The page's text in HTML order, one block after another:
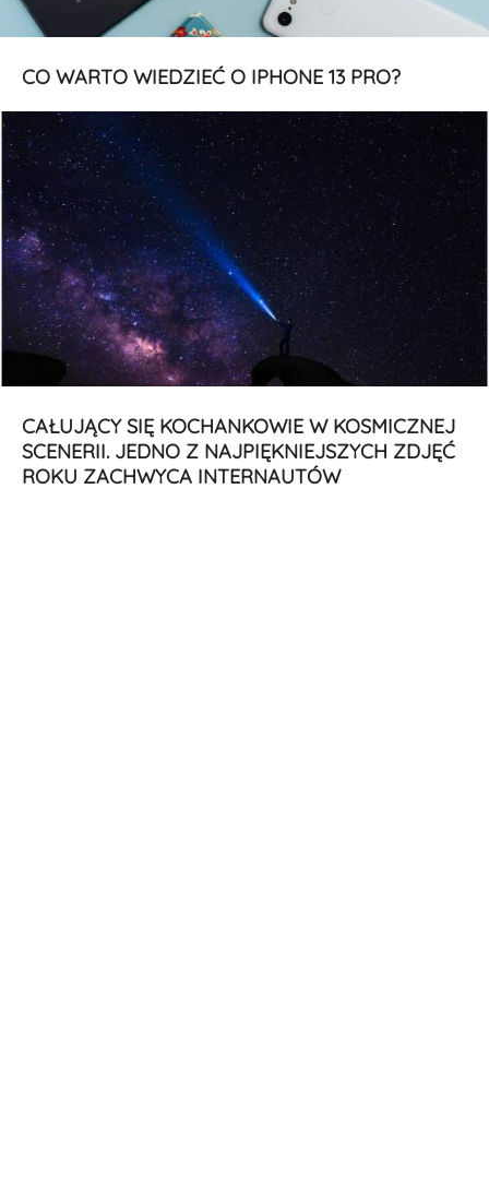
CO WARTO WIEDZIEĆ O IPHONE 13 PRO?
CAŁUJĄCY SIĘ KOCHANKOWIE W KOSMICZNEJ
SCENERII. JEDNO Z NAJPIĘKNIEJSZYCH ZDJĘĆ
ROKU ZACHWYCA INTERNAUTÓW